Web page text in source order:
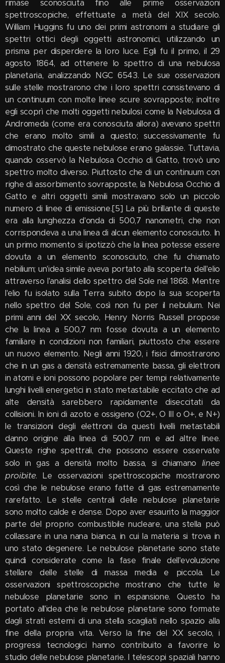
rimase sconosciuta fino alle prime osservazioni
spettroscopiche, effettuate a metà del XIX secolo.
William Huggins fu uno dei primi astronomi a studiare gli
spettri ottici degli oggetti astronomici, utilizzando un
prisma per disperdere la loro luce. Egli fu il primo, il 29
agosto 1864, ad ottenere lo spettro di una nebulosa
planetaria, analizzando NGC 6543. Le sue osservazioni
sulle stelle mostrarono che i loro spettri consistevano di
un continuum con molte linee scure sovrapposte; inoltre
egli scoprì che molti oggetti nebulosi come la Nebulosa di
Andromeda (come era conosciuta allora) avevano spettri
che erano molto simili a questo; successivamente fu
dimostrato che queste nebulose erano galassie. Tuttavia,
quando osservò la Nebulosa Occhio di Gatto, trovò uno
spettro molto diverso. Piuttosto che di un continuum con
righe di assorbimento sovrapposte, la Nebulosa Occhio di
Gatto e altri oggetti simili mostravano solo un piccolo
numero di linee di emissione.[5] La più brillante di queste
era alla lunghezza d'onda di 500,7 nanometri, che non
corrispondeva a una linea di alcun elemento conosciuto. In
un primo momento si ipotizzò che la linea potesse essere
dovuta a un elemento sconosciuto, che fu chiamato
nebilium; un'idea simile aveva portato alla scoperta dell'elio
attraverso l'analisi dello spettro del Sole nel 1868. Mentre
l'elio fu isolato sulla Terra subito dopo la sua scoperta
nello spettro del Sole, così non fu per il nebulium. Nei
primi anni del XX secolo, Henry Norris Russell propose
che la linea a 500,7 nm fosse dovuta a un elemento
familiare in condizioni non familiari, piuttosto che essere
un nuovo elemento. Negli anni 1920, i fisici dimostrarono
che in un gas a densità estremamente bassa, gli elettroni
in atomi e ioni possono popolare per tempi relativamente
lunghi livelli energetici in stato metastabile eccitato che ad
alte densità sarebbero rapidamente diseccitati da
collisioni. In ioni di azoto e ossigeno (O2+, O III o O+, e N+)
le transizioni degli elettroni da questi livelli metastabili
danno origine alla linea di 500,7 nm e ad altre linee.
Queste righe spettrali, che possono essere osservate
solo in gas a densità molto bassa, si chiamano linee
proibite. Le osservazioni spettroscopiche mostrarono
così che le nebulose erano fatte di gas estremamente
rarefatto. Le stelle centrali delle nebulose planetarie
sono molto calde e dense. Dopo aver esaurito la maggior
parte del proprio combustibile nucleare, una stella può
collassare in una nana bianca, in cui la materia si trova in
uno stato degenere. Le nebulose planetarie sono state
quindi considerate come la fase finale dell'evoluzione
stellare delle stelle di massa media e piccola. Le
osservazioni spettroscopiche mostrano che tutte le
nebulose planetarie sono in espansione. Questo ha
portato all'idea che le nebulose planetarie sono formate
dagli strati esterni di una stella scagliati nello spazio alla
fine della propria vita. Verso la fine del XX secolo, i
progressi tecnologici hanno contribuito a favorire lo
studio delle nebulose planetarie. I telescopi spaziali hanno